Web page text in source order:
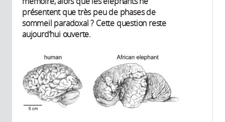
présentent que très peu de phases de
sommeil paradoxal ? Cette question reste
aujourd’hui ouverte.